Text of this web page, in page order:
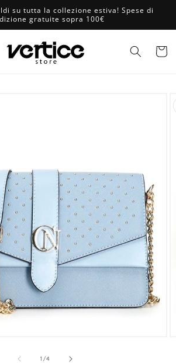
su tutta la collezione estiva! Spese di
gratuite sopra 100€
Carrello
1 /su
4